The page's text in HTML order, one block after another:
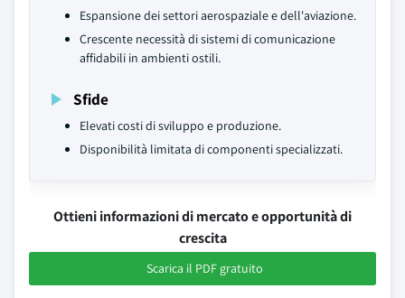
Espansione dei settori aerospaziale e dell'aviazione.
Crescente necessità di sistemi di comunicazione
affidabili in ambienti ostili.
Sfide
Elevati costi di sviluppo e produzione.
Disponibilità limitata di componenti specializzati.
Ottieni informazioni di mercato e opportunità di
crescita
Scarica il PDF gratuito